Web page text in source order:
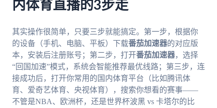
内体育直播的3步走
其实操作很简单，只要三步就能搞定。第一步，根据你
的设备（手机、电脑、平板）下载番茄加速器的对应版
本，安装后注册账号；第二步，打开番茄加速器，选择
“回国加速”模式，系统会智能推荐最优线路；第三步，连
接成功后，打开你常用的国内体育平台（比如腾讯体
育、爱奇艺体育、央视体育），搜索你想看的赛事——
不管是NBA、欧洲杯，还是世界杯波黑 vs 卡塔尔的比